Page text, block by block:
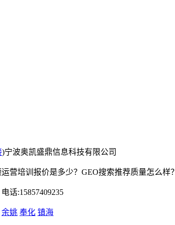
)宁波奥凯盛鼎信息科技有限公司
营培训报价是多少？GEO搜索推荐质量怎么样？
话:15857409235
余姚 奉化 镇海